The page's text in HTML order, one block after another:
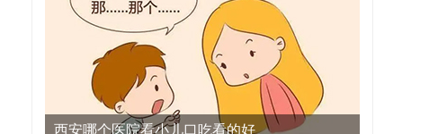
西安哪个医院看小儿口吃看的好